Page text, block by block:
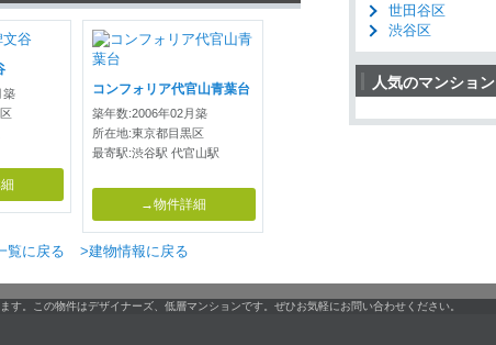
築
コンフォリア代官山青葉台
築年数:2006年02月築
所在地:東京都目黒区
最寄駅:渋谷駅 代官山駅
→物件詳細
覧に戻る >建物情報に戻る
世田谷区
渋谷区
人気のマンション
。この物件はデザイナーズ、低層マンションです。ぜひお気軽にお問い合わせください。